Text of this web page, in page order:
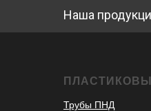
Наша
Трубы ПНД